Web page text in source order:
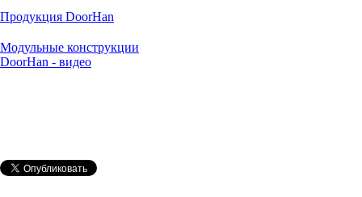
Продукция DoorHan
Модульные конструкции
DoorHan - видео